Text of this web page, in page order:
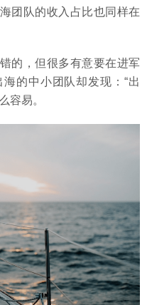
团队的收入占比也同样在
的，但很多有意要在进军
的中小团队却发现：“出
容易。